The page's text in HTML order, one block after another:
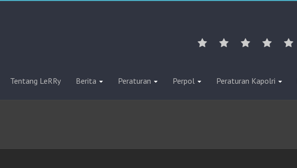
Tentang LeRRy Berita Peraturan Perpol Peraturan Kapolri